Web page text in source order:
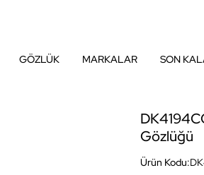
GÖZLÜK MARKALAR SON
Gözlüğü
Ürün Kodu: